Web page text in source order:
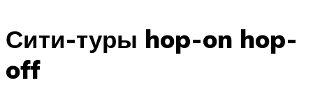
Сити-туры hop-on hop-
off